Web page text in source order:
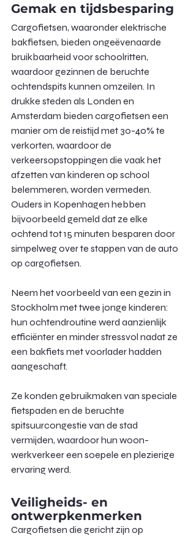
Gemak en tijdsbesparing
Cargofietsen, waaronder elektrische
bakfietsen, bieden ongeëvenaarde
bruikbaarheid voor schoolritten,
waardoor gezinnen de beruchte
ochtendspits kunnen omzeilen. In
drukke steden als Londen en
Amsterdam bieden cargofietsen een
manier om de reistijd met 30-40% te
verkorten, waardoor de
verkeersopstoppingen die vaak het
afzetten van kinderen op school
belemmeren, worden vermeden.
Ouders in Kopenhagen hebben
bijvoorbeeld gemeld dat ze elke
ochtend tot 15 minuten besparen door
simpelweg over te stappen van de auto
op cargofietsen.
Neem het voorbeeld van een gezin in
Stockholm met twee jonge kinderen:
hun ochtendroutine werd aanzienlijk
efficiënter en minder stressvol nadat ze
een bakfiets met voorlader hadden
aangeschaft.
Ze konden gebruikmaken van speciale
fietspaden en de beruchte
spitsuurcongestie van de stad
vermijden, waardoor hun woon-
werkverkeer een soepele en plezierige
ervaring werd.
Veiligheids- en
ontwerpkenmerken
Cargofietsen die gericht zijn op